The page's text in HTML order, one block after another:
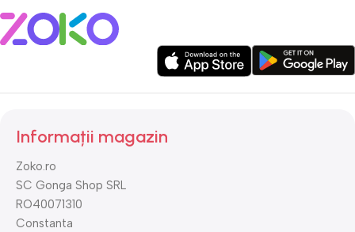
Informații magazin
Zoko.ro
SC Gonga Shop SRL
RO40071310
Constanta